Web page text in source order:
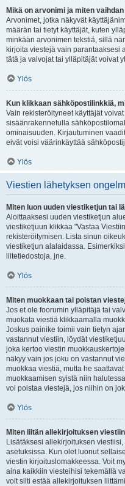
Mikä on arvonimi ja miten
Arvonimet, jotka näkyvät
määrän tai tietyt käyttäjät, kuten
minkään arvonimen tekstiä, sillä
kirjoita viestejä vain parantaaksesi
tätä ja valvojat tai ylläpitäjät voivat
Ylös
Kun klikkaan sähköpostilinkkiä,
Vain rekisteröityneet käyttäjät
sisäänrakennetulla
ominaisuuden. Kirjautuminen
eivät voisi väärinkäyttää
Ylös
Viestien lähetyksen
Miten luon uuden viestiketjun tai
Aloittaaksesi uuden viestiketjun
viestiketjuun klikkaa "Vastaa
rekisteröitymisen. Lista sinun
viestiketjun alalaidassa.
liitetiedostoja, jne.
Ylös
Miten muokkaan tai poistan
Jos et ole foorumin ylläpitäjä tai
muokata viestiä klikkaamalla
Joskus painike toimii vain tietyn
vastannut viestiin, löydät
joka kertoo viestin
näkyy vain jos joku on vastannut
muokkaa viestiä, mutta he
muokkaamisen syistä niin
voi poistaa viestejä, jos niihin on
Ylös
Miten liitän allekirjoituksen
Lisätäksesi allekirjoituksen
asetuksissa. Kun olet luonut
viestin kirjoituslomakkeessa. Voit
aina kaikkiin viesteihisi tekemällä
voit silti estää allekirjoituksen